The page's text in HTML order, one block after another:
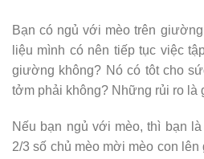
Bạn có ngủ với mèo trên
liệu mình có nên tiếp tục việc
giường không? Nó có tôt cho
tởm phải không? Những rủi ro là
Nếu bạn ngủ với mèo, thì bạn
2/3 số chủ mèo mời mèo con